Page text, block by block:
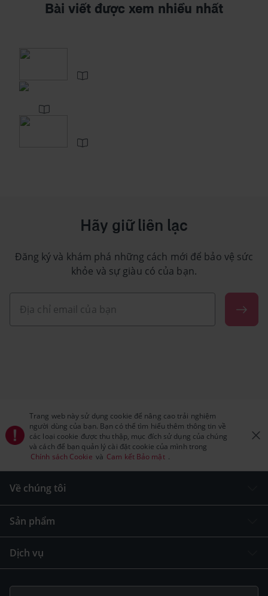
Bài viết được xem nhiều nhất
Hãy giữ liên lạc
Đăng ký và khám phá những cách mới để bảo vệ sức
khỏe và sự giàu có của bạn.
Trang web này sử dụng cookie để nâng cao trải nghiệm
người dùng của bạn. Bạn có thể tìm hiểu thêm thông tin về
các loại cookie được thu thập, mục đích sử dụng của chúng
và cách để bạn quản lý cài đặt cookie của mình trong
Chính sách Cookie và Cam kết Bảo mật .
Về chúng tôi
Sản phẩm
Dịch vụ